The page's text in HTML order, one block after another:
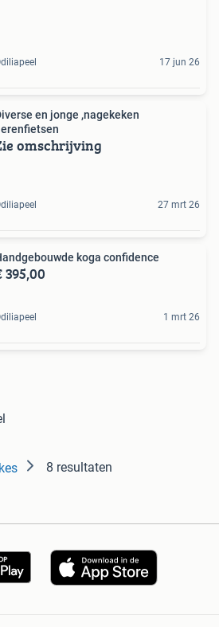
17 jun 26
en jonge ,nagekeken
omschrijving
27 mrt 26
koga confidence
395,00
1 mrt 26
8 resultaten